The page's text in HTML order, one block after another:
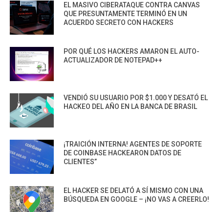
EL MASIVO CIBERATAQUE CONTRA CANVAS
QUE PRESUNTAMENTE TERMINÓ EN UN
ACUERDO SECRETO CON HACKERS
POR QUÉ LOS HACKERS AMARON EL AUTO-
ACTUALIZADOR DE NOTEPAD++
VENDIÓ SU USUARIO POR $1.000 Y DESATÓ EL
HACKEO DEL AÑO EN LA BANCA DE BRASIL
¡TRAICIÓN INTERNA! AGENTES DE SOPORTE
DE COINBASE HACKEARON DATOS DE
CLIENTES”
EL HACKER SE DELATÓ A SÍ MISMO CON UNA
BÚSQUEDA EN GOOGLE – ¡NO VAS A CREERLO!